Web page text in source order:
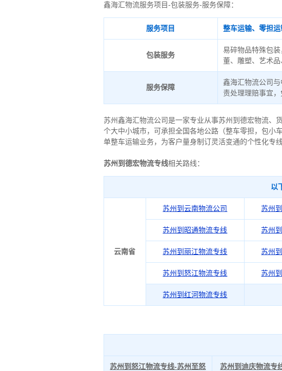
鑫海汇物流服务项目-包装服务-服务保障：
服务项目 整车运输、零担
包装服务
易碎物品特殊包
董、雕塑、艺术品
服务保障
鑫海汇物流公司
责处理理赔事宜，
苏州鑫海汇物流公司是一家专业从事苏州到德宏物流、
个大中小城市，可承担全国各地公路（整车零担，包小
单整车运输业务，为客户量身制订灵活变通的个性化专
苏州到德宏物流专线相关路线：
以
云南省
苏州到云南物流公司 苏州
苏州到昭通物流专线 苏州
苏州到丽江物流专线 苏州
苏州到怒江物流专线 苏州
苏州到红河物流专线
苏州到怒江物流专线-苏州至怒
苏州到迪庆物流专